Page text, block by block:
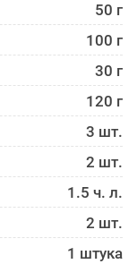
50 г
100 г
30 г
120 г
3 шт.
2 шт.
1.5 ч. л.
2 шт.
1 штука